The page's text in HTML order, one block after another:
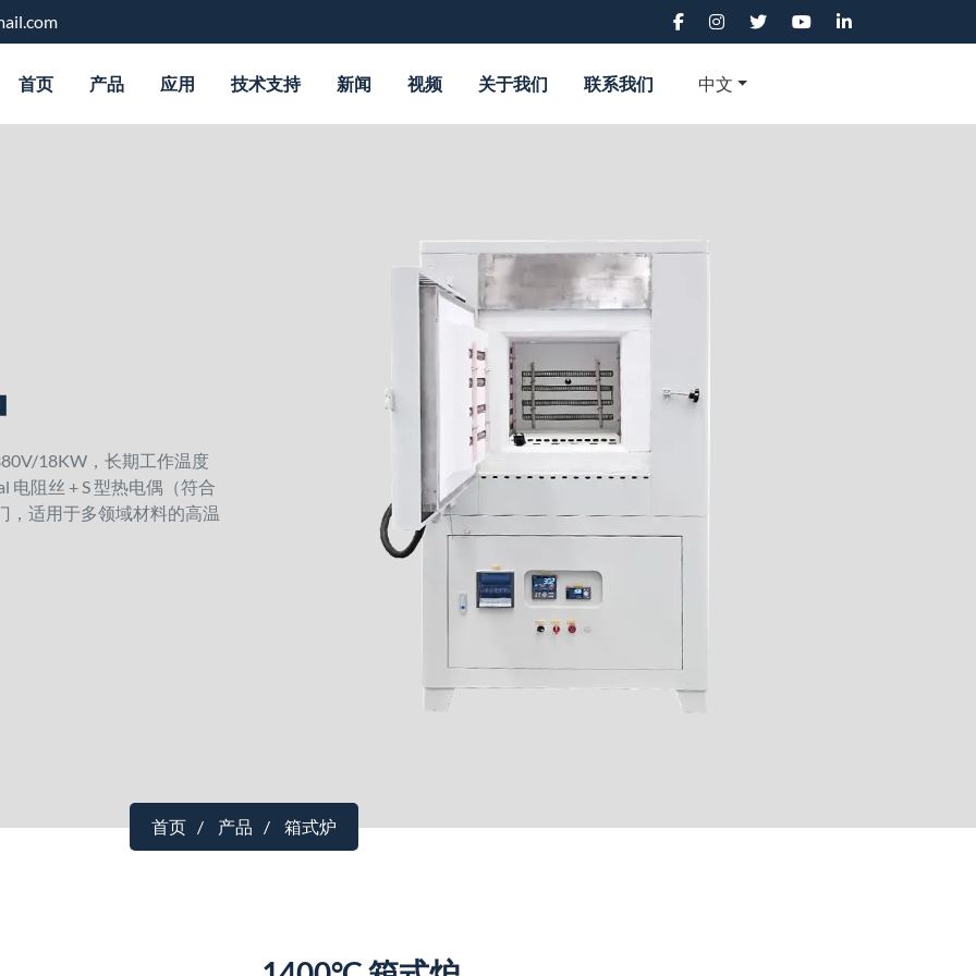
首页 产品 应用 技术支持 新闻 视频 关于我们 联系我们 中文
18KW，长期工作温度
阻丝 + S 型热电偶（符合
，适用于多领域材料的高温
首页 产品 箱式炉